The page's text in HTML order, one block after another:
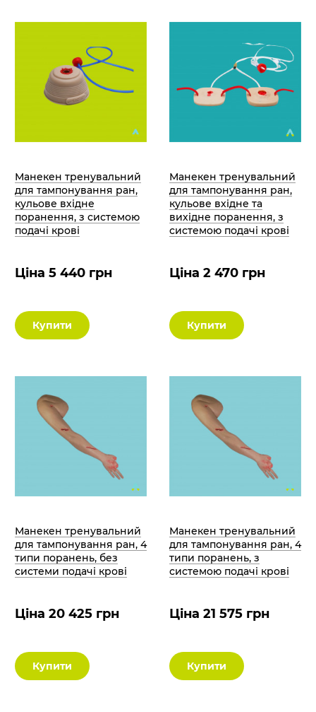
Манекен тренувальний
для тампонування ран,
кульове вхідне
поранення, з системою
подачі крові
Ціна 5 440 грн
Купити
Манекен тренувальний
для тампонування ран,
кульове вхідне та
вихідне поранення, з
системою подачі крові
Ціна 2 470 грн
Купити
Манекен тренувальний
для тампонування ран, 4
типи поранень, без
системи подачі крові
Ціна 20 425 грн
Купити
Манекен тренувальний
для тампонування ран, 4
типи поранень, з
системою подачі крові
Ціна 21 575 грн
Купити